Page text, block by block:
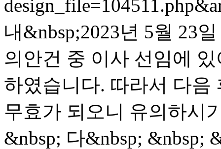
내&nbsp;2023년 5월 23
의안건 중 이사 선임에
하였습니다. 따라서 다음
무효가 되오니 유의하시
&nbsp; 다&nbsp; &nbsp;